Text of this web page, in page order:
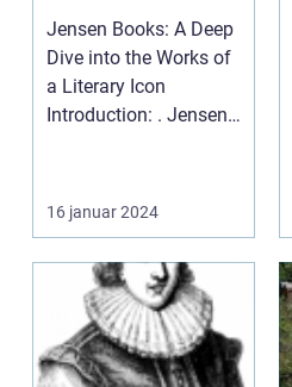
Jensen Books: A Deep
Dive into the Works of
a Literary Icon
Introduction: . Jensen,
16 januar 2024